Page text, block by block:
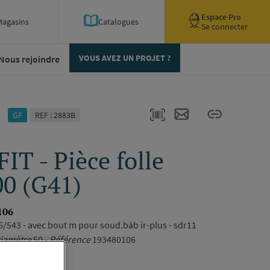
Catalogues
Espace Pro
Se connecter
rejoindre VOUS AVEZ UN PROJET ?
GF REF : 2883B
- Pièce folle
(G41)
543 - avec bout m pour soud.bàb ir-plus - sdr11
50 -Référence193480106